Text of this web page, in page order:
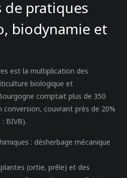
de pratiques
biodynamie et
est la multiplication des
biologique et
comptait plus de 350
couvrant près de 20%
BIVB).
: désherbage mécanique
(ortie, prêle) et des